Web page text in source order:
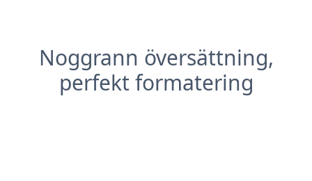
Noggrann översättning,
perfekt formatering